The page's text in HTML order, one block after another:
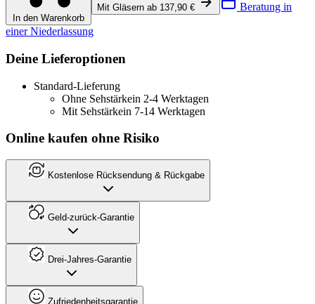
In den Warenkorb
Mit Gläsern ab 137,90 € Beratung in
einer Niederlassung
Deine Lieferoptionen
Standard-Lieferung
Ohne Sehstärkein 2-4 Werktagen
Mit Sehstärkein 7-14 Werktagen
Online kaufen ohne Risiko
Kostenlose Rücksendung & Rückgabe
Geld-zurück-Garantie
Drei-Jahres-Garantie
Zufriedenheitsgarantie